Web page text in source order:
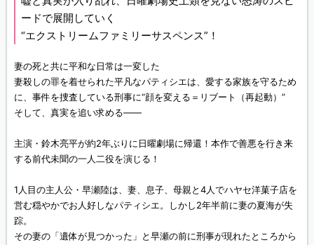
ードで展開していく
“エクストリームファミリーサスペンス”！
妻の死と共に平和な日常は一変した
妻殺しの罪を着せられた平凡なパティシエは、愛する家族を守るため
に、事件を捜査している刑事に“顔を変える＝リブート（再起動）”
そして、真実を追い求める——
主演・鈴木亮平が約2年ぶりに日曜劇場に帰還！本作で善悪を行き来
する前代未聞の一人二役を演じる！
1人目の主人公・早瀬陸は、妻、息子、母親と4人でハヤセ洋菓子店を
営む穏やかでお人好しなパティシエ。しかし2年半前に妻の夏海が失
踪。
その妻の「遺体が見つかった」と早瀬の前に刑事が現れたところから